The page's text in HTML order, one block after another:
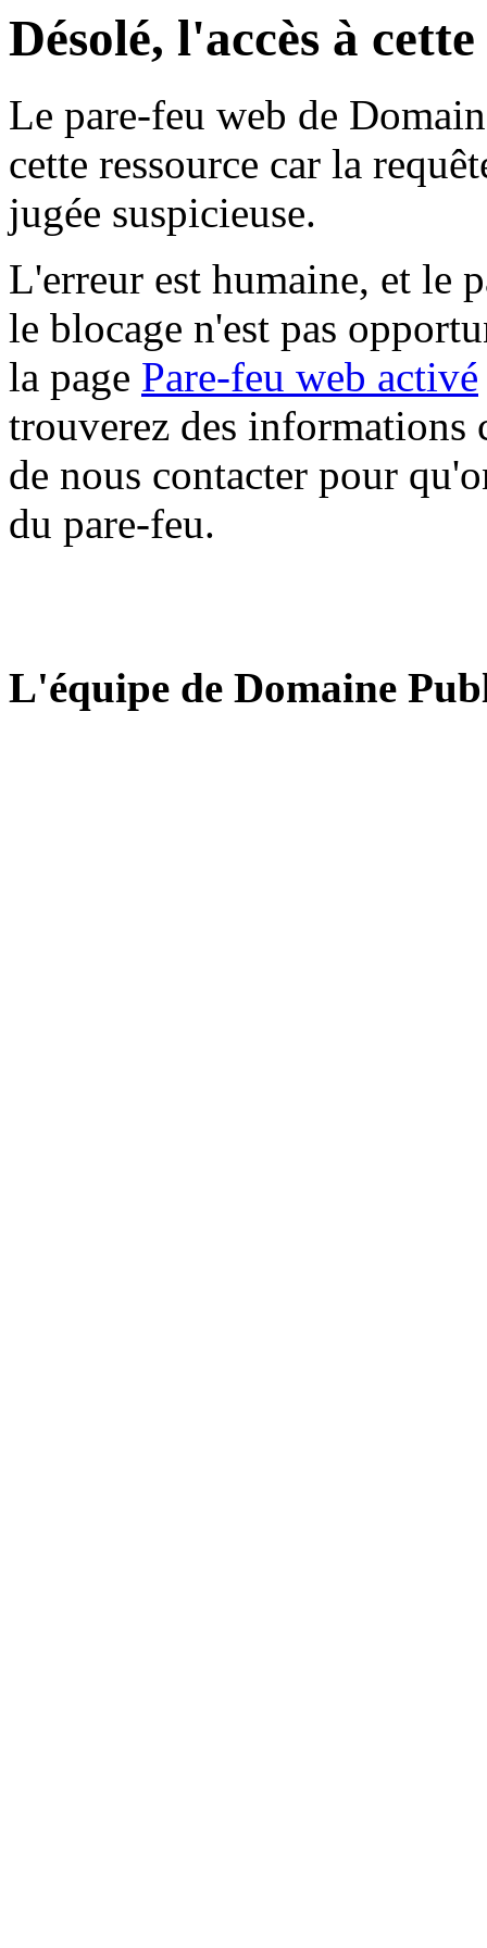
Désolé, l'accès à
Le pare-feu web de
cette ressource car la
jugée suspicieuse.
L'erreur est humaine, et le
le blocage n'est pas
la page Pare-feu web activé
trouverez des informations
de nous contacter pour
du pare-feu.
L'équipe de Domaine